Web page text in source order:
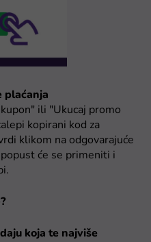
plaćanja
ili "Ukucaj promo
kopirani kod za
klikom na odgovarajuće
će se primeniti i
koja te najviše